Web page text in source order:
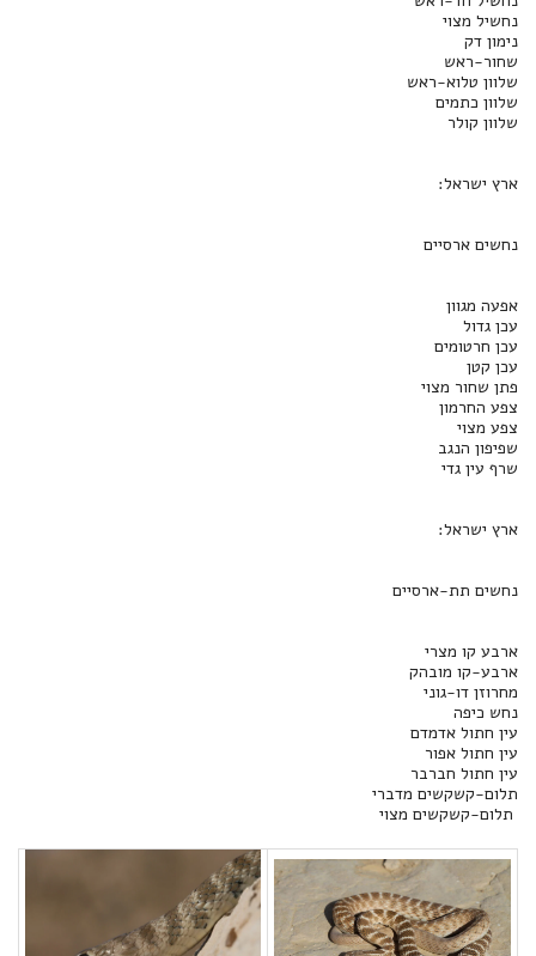
נחשיל מצוי
נימון דק
שחור-ראש
שלוון טלוא-ראש
שלוון כתמים
שלוון קולר
ארץ ישראל:
נחשים ארסיים‏
אפעה מגוון
עכן גדול
עכן חרטומים
עכן קטן
פתן שחור מצוי
צפע החרמון
צפע מצוי
שפיפון הנגב
שרף עין גדי
ארץ ישראל:
נחשים תת-ארסיים‏
ארבע קו מצרי
ארבע-קו מובהק
מחרוזן דו-גוני
נחש כיפה
עין חתול אדמדם
עין חתול אפור
עין חתול חברבר
תלום-קשקשים מדברי
תלום-קשקשים מצוי